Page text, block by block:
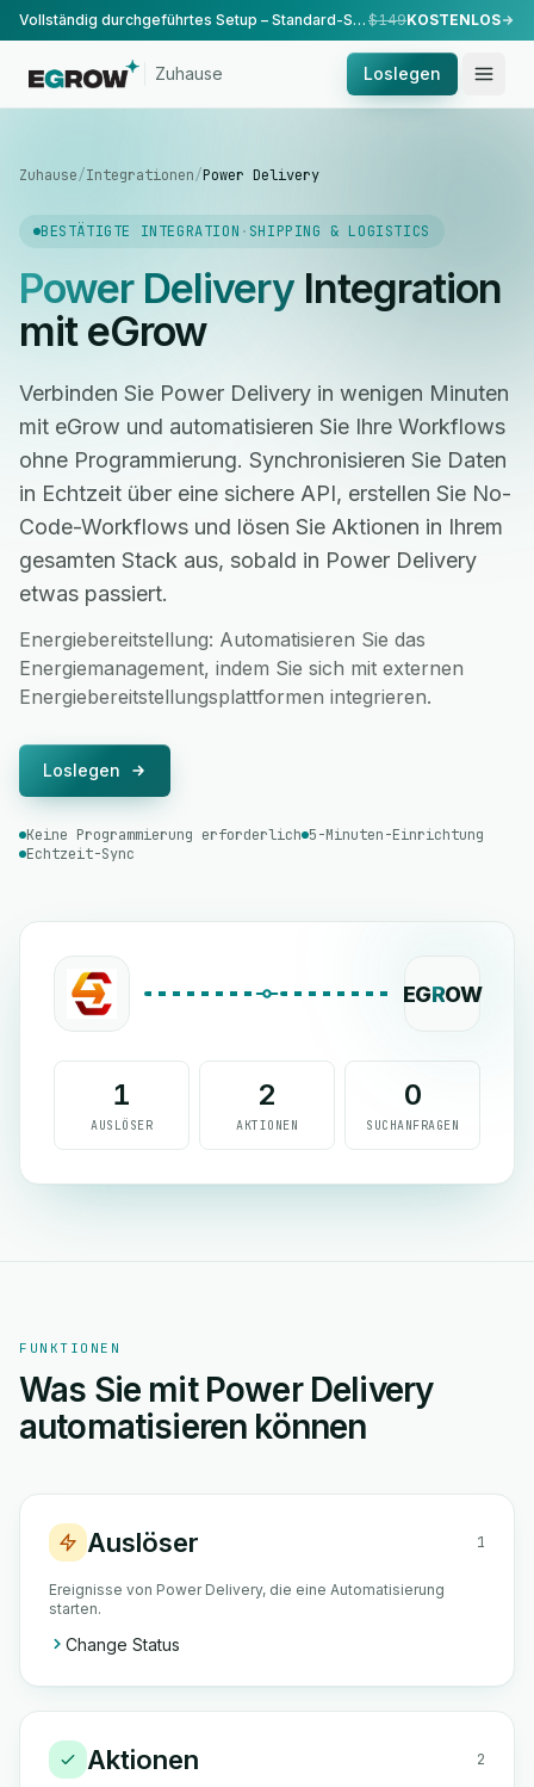
Vollständig durchgeführtes Setup – Standard-Setup, durchgeführt von unserem Team. $149KOSTENLOS
Zuhause Loslegen
Zuhause/Integrationen/Power Delivery
BESTÄTIGTE INTEGRATION · SHIPPING & LOGISTICS
Power DeliveryIntegration
mit eGrow
Verbinden Sie Power Delivery in wenigen Minuten
mit eGrow und automatisieren Sie Ihre Workflows
ohne Programmierung. Synchronisieren Sie Daten
in Echtzeit über eine sichere API, erstellen Sie No-
Code-Workflows und lösen Sie Aktionen in Ihrem
gesamten Stack aus, sobald in Power Delivery
etwas passiert.
Energiebereitstellung: Automatisieren Sie das
Energiemanagement, indem Sie sich mit externen
Energiebereitstellungsplattformen integrieren.
Loslegen
Keine Programmierung erforderlich 5-Minuten-Einrichtung
Echtzeit-Sync
EGROW
1
AUSLÖSER
2
AKTIONEN
0
SUCHANFRAGEN
FUNKTIONEN
Was Sie mit Power Delivery
automatisieren können
Auslöser 1
Ereignisse von Power Delivery, die eine Automatisierung
starten.
Change Status
Aktionen 2